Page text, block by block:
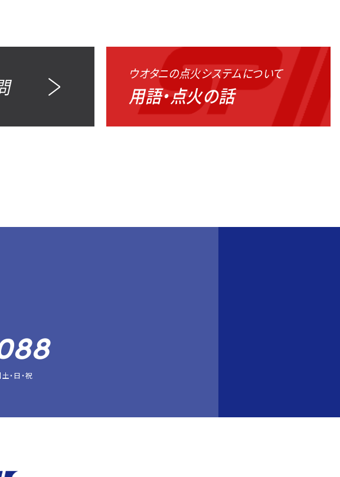
ウオタニの点火システムについて
用語・点火の話
・日・祝